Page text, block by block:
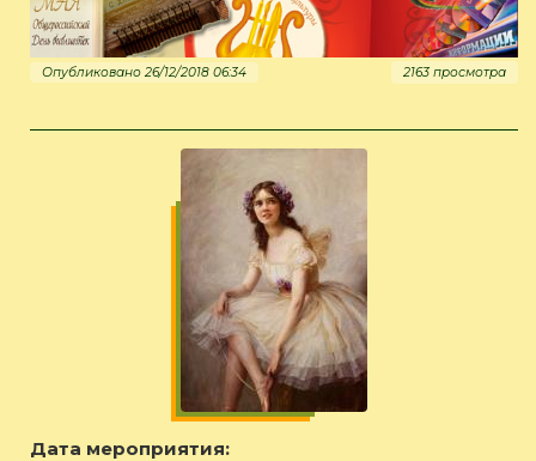
Опубликовано 26/12/2018 06:34 2163 просмотра
Дата мероприятия: